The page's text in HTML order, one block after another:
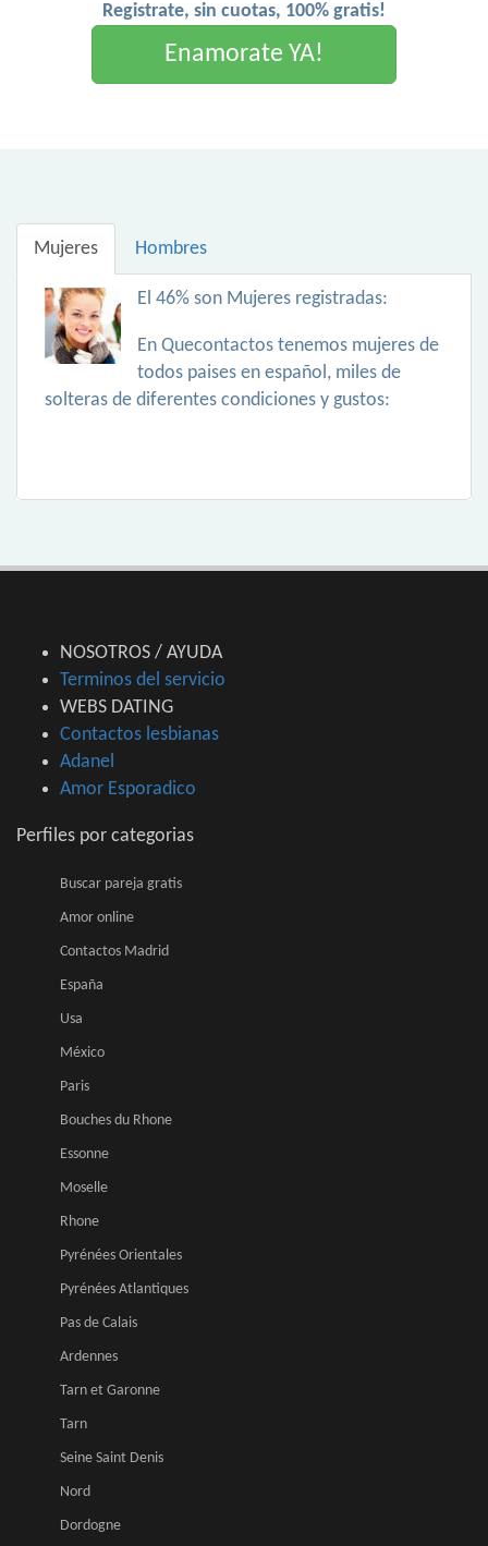
Registrate, sin cuotas, 100% gratis!
Enamorate YA!
Mujeres Hombres
El 46% son Mujeres registradas:
En Quecontactos tenemos mujeres de
todos paises en español, miles de
solteras de diferentes condiciones y gustos:
NOSOTROS / AYUDA
Terminos del servicio
WEBS DATING
Contactos lesbianas
Adanel
Amor Esporadico
Perfiles por categorias
Buscar pareja gratis
Amor online
Contactos Madrid
España
Usa
México
Paris
Bouches du Rhone
Essonne
Moselle
Rhone
Pyrénées Orientales
Pyrénées Atlantiques
Pas de Calais
Ardennes
Tarn et Garonne
Tarn
Seine Saint Denis
Nord
Dordogne